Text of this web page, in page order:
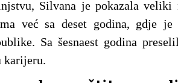
Silvana je pokazala
već sa deset godina, gdje
Sa šesnaest godina
karijeru.